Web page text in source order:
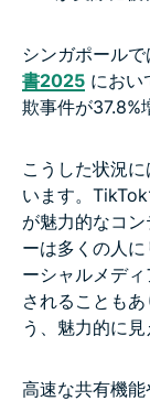
シンガポールで
書2025 におい
欺事件が37.8%
こうした状況
います。
が魅力的なコ
ーは多くの人
ーシャルメデ
されることも
う、魅力的に
高速な共有機